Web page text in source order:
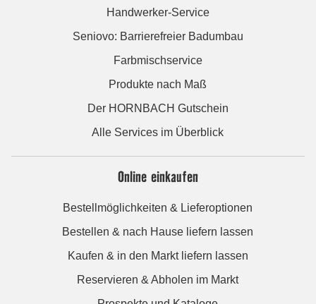
Handwerker-Service
Seniovo: Barrierefreier Badumbau
Farbmischservice
Produkte nach Maß
Der HORNBACH Gutschein
Alle Services im Überblick
Online einkaufen
Bestellmöglichkeiten & Lieferoptionen
Bestellen & nach Hause liefern lassen
Kaufen & in den Markt liefern lassen
Reservieren & Abholen im Markt